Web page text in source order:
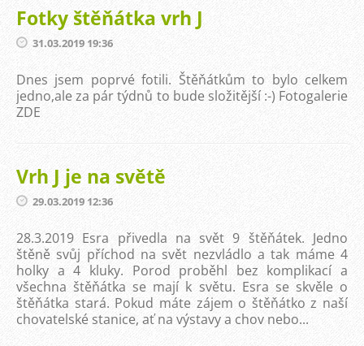
Fotky štěňátka vrh J
31.03.2019 19:36
Dnes jsem poprvé fotili. Štěňátkům to bylo celkem
jedno,ale za pár týdnů to bude složitější :-) Fotogalerie
ZDE
Vrh J je na světě
29.03.2019 12:36
28.3.2019 Esra přivedla na svět 9 štěňátek. Jedno
štěně svůj příchod na svět nezvládlo a tak máme 4
holky a 4 kluky. Porod proběhl bez komplikací a
všechna štěňátka se mají k světu. Esra se skvěle o
štěňátka stará. Pokud máte zájem o štěňátko z naší
chovatelské stanice, ať na výstavy a chov nebo...